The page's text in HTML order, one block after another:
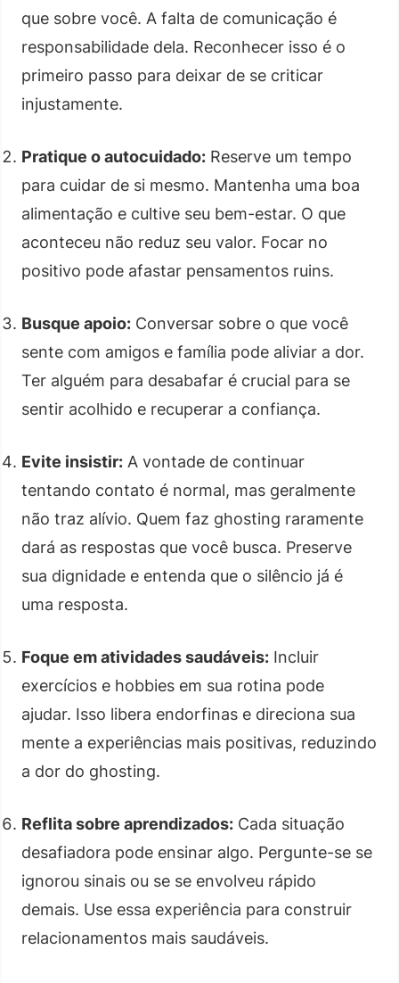
que sobre você. A falta de comunicação é
responsabilidade dela. Reconhecer isso é o
primeiro passo para deixar de se criticar
injustamente.
Pratique o autocuidado: Reserve um tempo
para cuidar de si mesmo. Mantenha uma boa
alimentação e cultive seu bem-estar. O que
aconteceu não reduz seu valor. Focar no
positivo pode afastar pensamentos ruins.
Busque apoio: Conversar sobre o que você
sente com amigos e família pode aliviar a dor.
Ter alguém para desabafar é crucial para se
sentir acolhido e recuperar a confiança.
Evite insistir: A vontade de continuar
tentando contato é normal, mas geralmente
não traz alívio. Quem faz ghosting raramente
dará as respostas que você busca. Preserve
sua dignidade e entenda que o silêncio já é
uma resposta.
Foque em atividades saudáveis: Incluir
exercícios e hobbies em sua rotina pode
ajudar. Isso libera endorfinas e direciona sua
mente a experiências mais positivas, reduzindo
a dor do ghosting.
Reflita sobre aprendizados: Cada situação
desafiadora pode ensinar algo. Pergunte-se se
ignorou sinais ou se se envolveu rápido
demais. Use essa experiência para construir
relacionamentos mais saudáveis.